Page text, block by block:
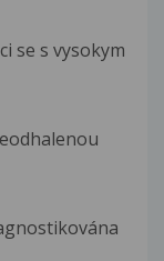
se s vysokym